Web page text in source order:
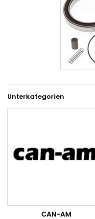
Unterkategorien
CAN-AM